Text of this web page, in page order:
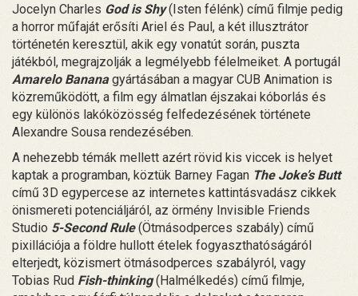
Jocelyn Charles God is Shy(Isten félénk) című filmje pedig
a horror műfaját erősíti Ariel és Paul, a két illusztrátor
történetén keresztül, akik egy vonatút során, puszta
játékból, megrajzolják a legmélyebb félelmeiket. A portugál
Amarelo Bananagyártásában a magyar CUB Animation is
közreműködött, a film egy álmatlan éjszakai kóborlás és
egy különös lakóközösség felfedezésének története
Alexandre Sousa rendezésében.
A nehezebb témák mellett azért rövid kis viccek is helyet
kaptak a programban, köztük Barney Fagan The Joke’s Butt
című 3D egypercese az internetes kattintásvadász cikkek
önismereti potenciáljáról, az örmény Invisible Friends
Studio 5-Second Rule(Ötmásodperces szabály) című
pixillációja a földre hullott ételek fogyaszthatóságáról
elterjedt, közismert ötmásodperces szabályról, vagy
Tobias Rud Fish-thinking(Halmélkedés) című filmje,